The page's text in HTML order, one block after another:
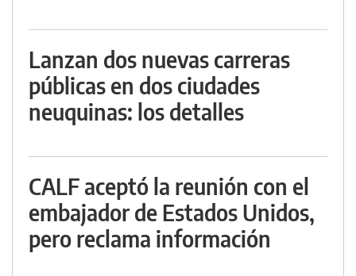
Lanzan dos nuevas carreras
públicas en dos ciudades
neuquinas: los detalles
CALF aceptó la reunión con el
embajador de Estados Unidos,
pero reclama información